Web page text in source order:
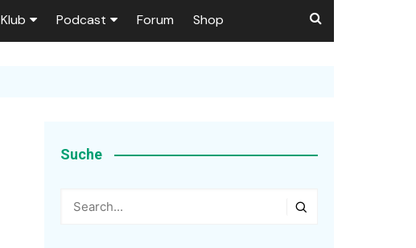
Klub
Ex-Preußen
Podcast Forum Shop
Suche